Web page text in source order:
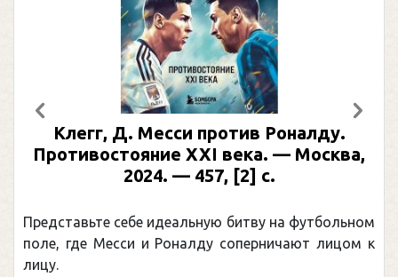
Клегг, Д. Месси против Роналду.
Противостояние XXI века. — Москва,
2024. — 457, [2] с.
Представьте себе идеальную битву на футбольном
поле, где Месси и Роналду соперничают лицом к
лицу.
Предыдущий